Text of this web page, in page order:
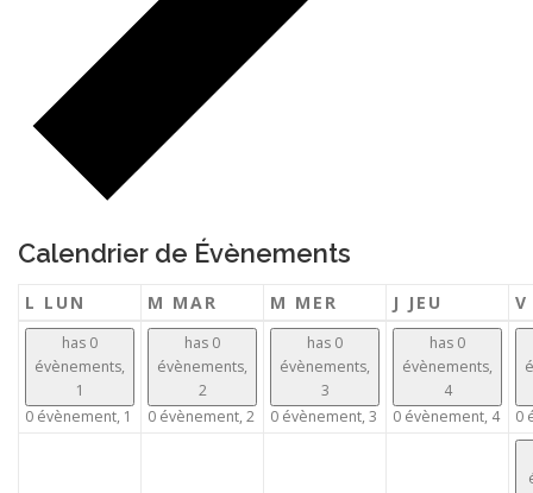
Calendrier de Évènements
L LUN M MAR M MER J JEU
has 0
évènements,
1
0 évènement, 1
has 0
évènements,
2
0 évènement, 2
has 0
évènements,
3
0 évènement, 3
has 0
évènements,
4
0 évènement, 4 0